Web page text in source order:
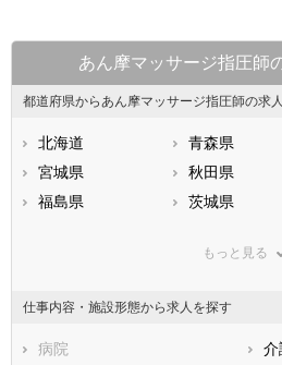
あん摩マッサージ指圧師
都道府県からあん摩マッサージ指圧師の求
北海道 青森県
宮城県
秋田県
福島県
茨城県
神奈川県
石川県
福井県
静岡県
もっと見る
仕事内容・施設形態から求人を探す
病院
介